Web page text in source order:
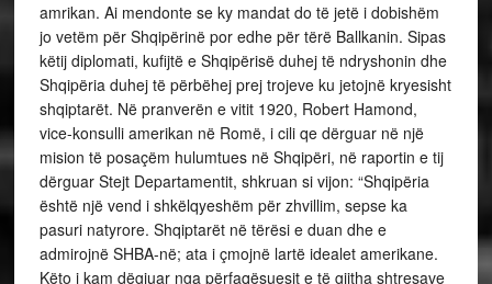
amrikan. Ai mendonte se ky mandat do të jetë i dobishëm
jo vetëm për Shqipërinë por edhe për tërë Ballkanin. Sipas
këtij diplomati, kufijtë e Shqipërisë duhej të ndryshonin dhe
Shqipëria duhej të përbëhej prej trojeve ku jetojnë kryesisht
shqiptarët. Në pranverën e vitit 1920, Robert Hamond,
vice-konsulli amerikan në Romë, i cili qe dërguar në një
mision të posaçëm hulumtues në Shqipëri, në raportin e tij
dërguar Stejt Departamentit, shkruan si vijon: “Shqipëria
është një vend i shkëlqyeshëm për zhvillim, sepse ka
pasuri natyrore. Shqiptarët në tërësi e duan dhe e
admirojnë SHBA-në; ata i çmojnë lartë idealet amerikane.
Këto i kam dëgjuar nga përfaqësuesit e të gjitha shtresave